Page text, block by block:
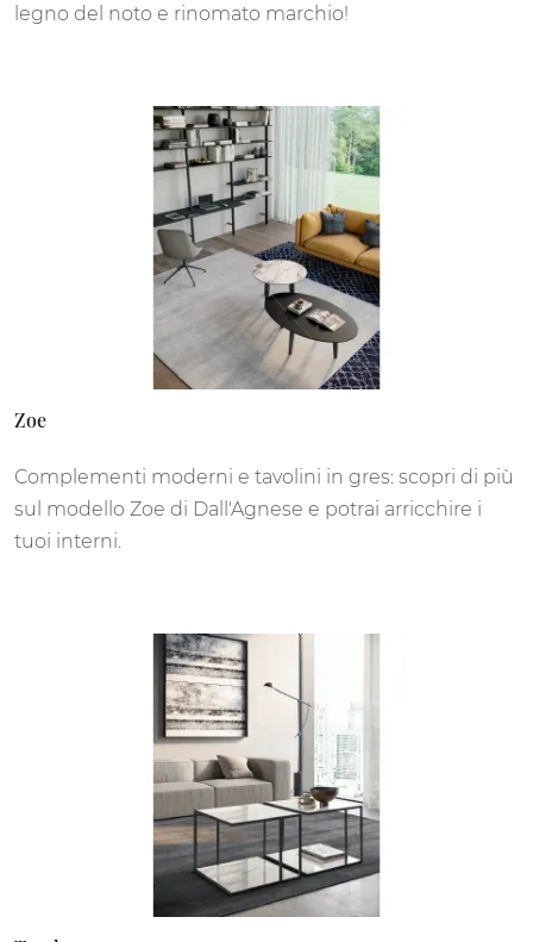
legno del noto e rinomato marchio!
Zoe
Complementi moderni e tavolini in gres: scopri di più
sul modello Zoe di Dall'Agnese e potrai arricchire i
tuoi interni.